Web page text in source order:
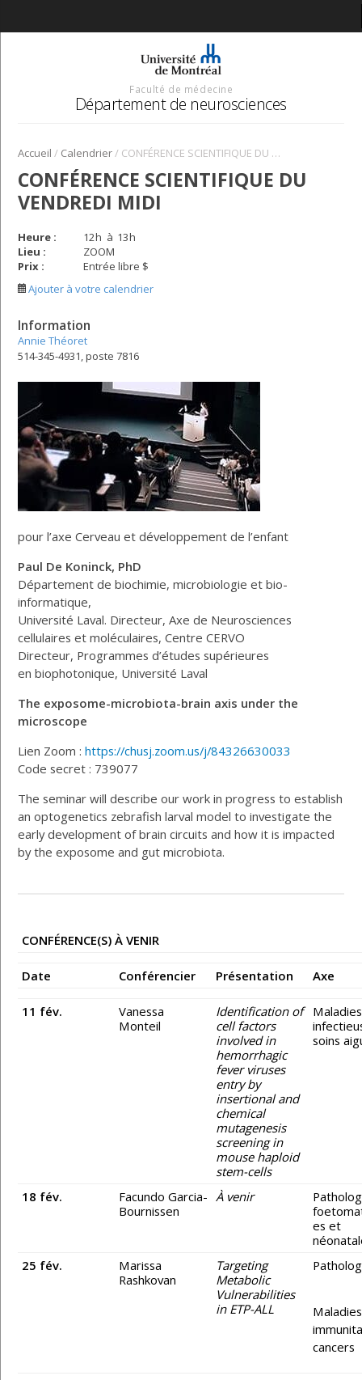
Faculté de médecine
Département de neurosciences
Accueil / Calendrier/ CONFÉRENCE SCIENTIFIQUE DU VENDREDI MIDI
CONFÉRENCE SCIENTIFIQUE DU
VENDREDI MIDI
Heure : 12h à 13h
Lieu :
ZOOM
Prix :
Entrée libre $
Ajouter à votre calendrier
Information
Annie Théoret
514-345-4931, poste 7816
pour l’axe Cerveau et développement de l’enfant
Paul De Koninck, PhD
Département de biochimie, microbiologie et bio-
informatique,
Université Laval. Directeur, Axe de Neurosciences
cellulaires et moléculaires, Centre CERVO
Directeur, Programmes d’études supérieures
en biophotonique, Université Laval
The exposome-microbiota-brain axis under the
microscope
Lien Zoom :https://chusj.zoom.us/j/84326630033
Code secret : 739077
The seminar will describe our work in progress to establish
an optogenetics zebrafish larval model to investigate the
early development of brain circuits and how it is impacted
by the exposome and gut microbiota.
CONFÉRENCE(S) À VENIR
Date Conférencier Présentation Axe
11 fév.
Vanessa
Monteil
Identification of
cell factors
involved in
hemorrhagic
fever viruses
entry by
insertional and
chemical
mutagenesis
screening in
mouse haploid
stem-cells
Maladies
soins
18 fév.
Facundo Garcia-
Bournissen
À venir
es et
25 fév.
Marissa
Rashkovan
Targeting
Metabolic
Vulnerabilities
in ETP-ALL
Maladies
cancers